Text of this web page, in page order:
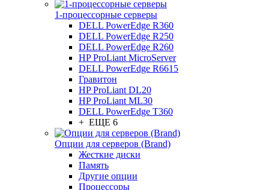
1-процессорные серверы
DELL PowerEdge R360
DELL PowerEdge R250
DELL PowerEdge R260
HP ProLiant MicroServer
DELL PowerEdge R6615
Гравитон
HP ProLiant DL20
HP ProLiant ML30
DELL PowerEdge T360
+ ЕЩЕ 6
Опции для серверов (Brand)
Жесткие диски
Память
Другие опции
Процессоры